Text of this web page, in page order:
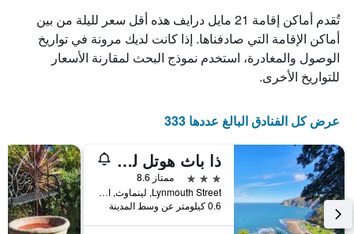
تُقدم أماكن إقامة 21 مايل درايف هذه أقل سعر لليلة من بين
أماكن الإقامة التي صادفناها. إذا كانت لديك مرونة في تواريخ
الوصول والمغادرة، استخدم نموذج البحث لمقارنة الأسعار
للتواريخ الأخرى.
عرض كل الفنادق البالغ عددها 333
ذا باث هوتل لينموث
3 نجوم
ممتاز 8.6
Lynmouth Street, لينماوث, المملكة المتحدة
0.6 كيلومتر عن وسط المدينة